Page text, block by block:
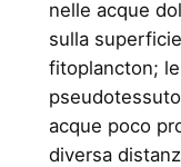
nelle acque
sulla
fitoplancton;
acque poco
diversa